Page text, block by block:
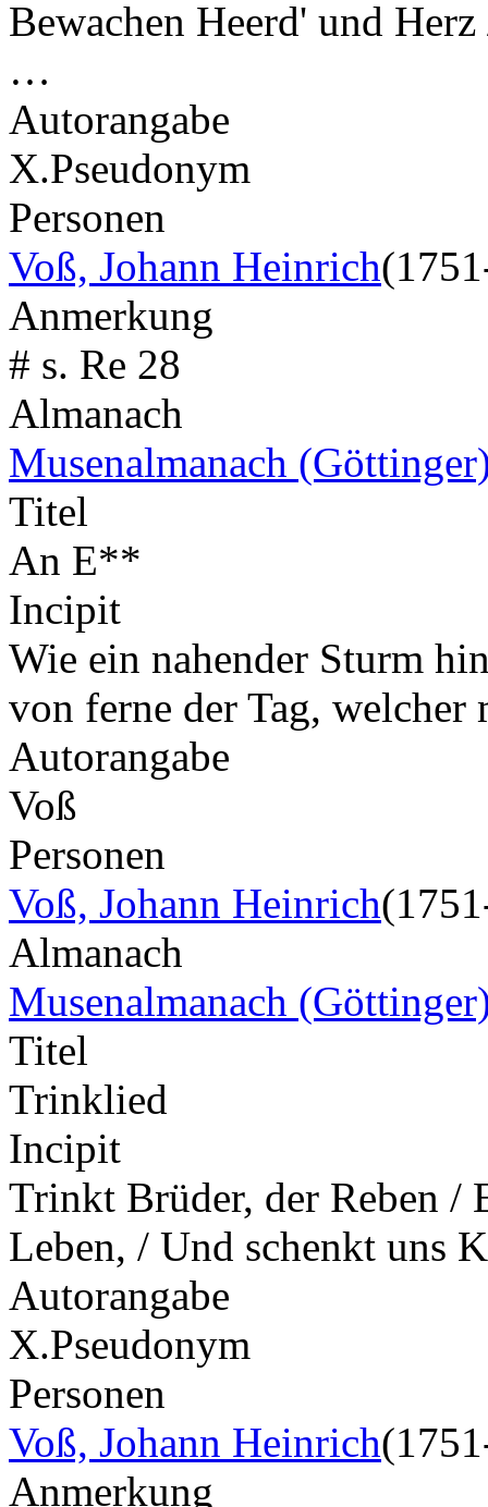
Bewachen Heerd' und
…
Autorangabe
X.Pseudonym
Personen
Voß, Johann Heinrich
Anmerkung
# s. Re 28
Almanach
Musenalmanach
Titel
An E**
Incipit
Wie ein nahender Sturm
von ferne der Tag,
Autorangabe
Voß
Personen
Voß, Johann Heinrich
Almanach
Musenalmanach
Titel
Trinklied
Incipit
Trinkt Brüder, der Reben /
Leben, / Und schenkt uns
Autorangabe
X.Pseudonym
Personen
Voß, Johann Heinrich
Anmerkung